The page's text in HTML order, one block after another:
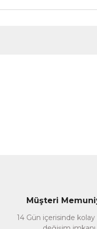
Müşteri
14 Gün içerisinde kolay